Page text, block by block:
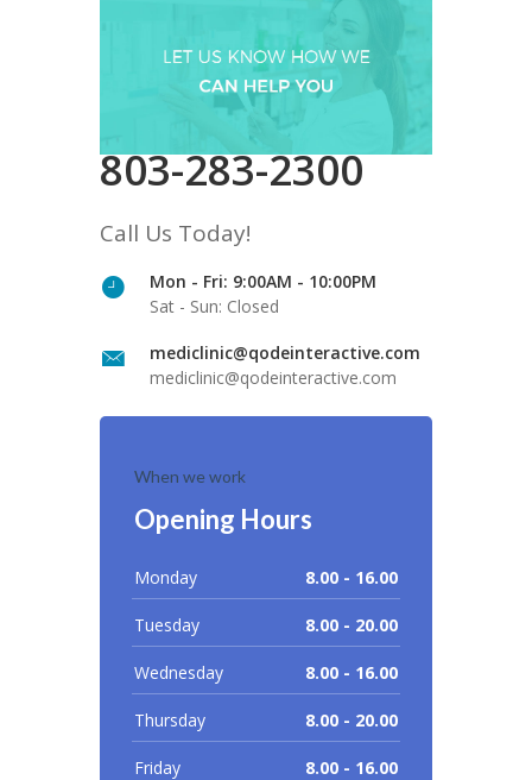
803-283-2300
Call Us Today!
Mon - Fri: 9:00AM - 10:00PM
Sat - Sun: Closed
mediclinic@qodeinteractive.com
mediclinic@qodeinteractive.com
When we work
Opening Hours
Monday 8.00 - 16.00
Tuesday 8.00 - 20.00
Wednesday 8.00 - 16.00
Thursday 8.00 - 20.00
Friday 8.00 - 16.00